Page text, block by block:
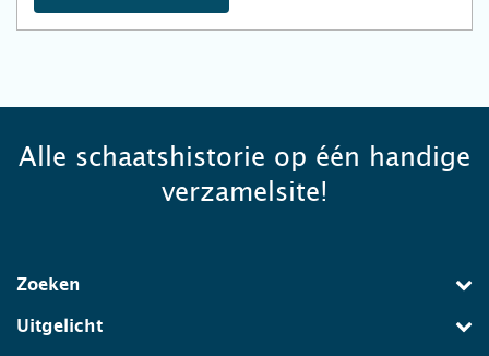
Alle schaatshistorie op één handige
verzamelsite!
Zoeken
Uitgelicht